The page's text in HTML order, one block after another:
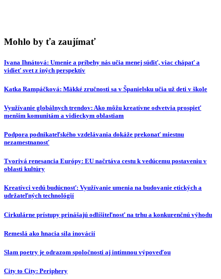
Mohlo by ťa zaujímať
Ivana Ihnátová: Umenie a príbehy nás učia menej súdiť, viac chápať a
vidieť svet z iných perspektív
Katka Rampáčková: Mäkké zručnosti sa v Španielsku učia už deti v škole
Využívanie globálnych trendov: Ako môžu kreatívne odvetvia prospieť
menším komunitám a vidieckym oblastiam
Podpora podnikateľského vzdelávania dokáže prekonať miestnu
nezamestnanosť
Tvorivá renesancia Európy: EU načrtáva cestu k vedúcemu postaveniu v
oblasti kultúry
Kreatívci vedú budúcnosť: Využívanie umenia na budovanie etických a
udržateľných technológií
Cirkulárne prístupy prinášajú odlíšiteľnosť na trhu a konkurenčnú výhodu
Remeslá ako hnacia sila inovácií
Slam poetry je odrazom spoločnosti aj intímnou výpoveďou
City to City: Periphery